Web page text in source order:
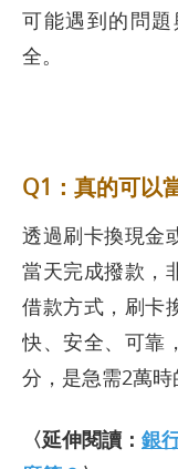
可能遇到的問
全。
Q1：真的可以
透過刷卡換現金
當天完成撥款，
借款方式，刷卡
快、安全、可靠
分，是急需2萬時
〈延伸閱讀： 銀